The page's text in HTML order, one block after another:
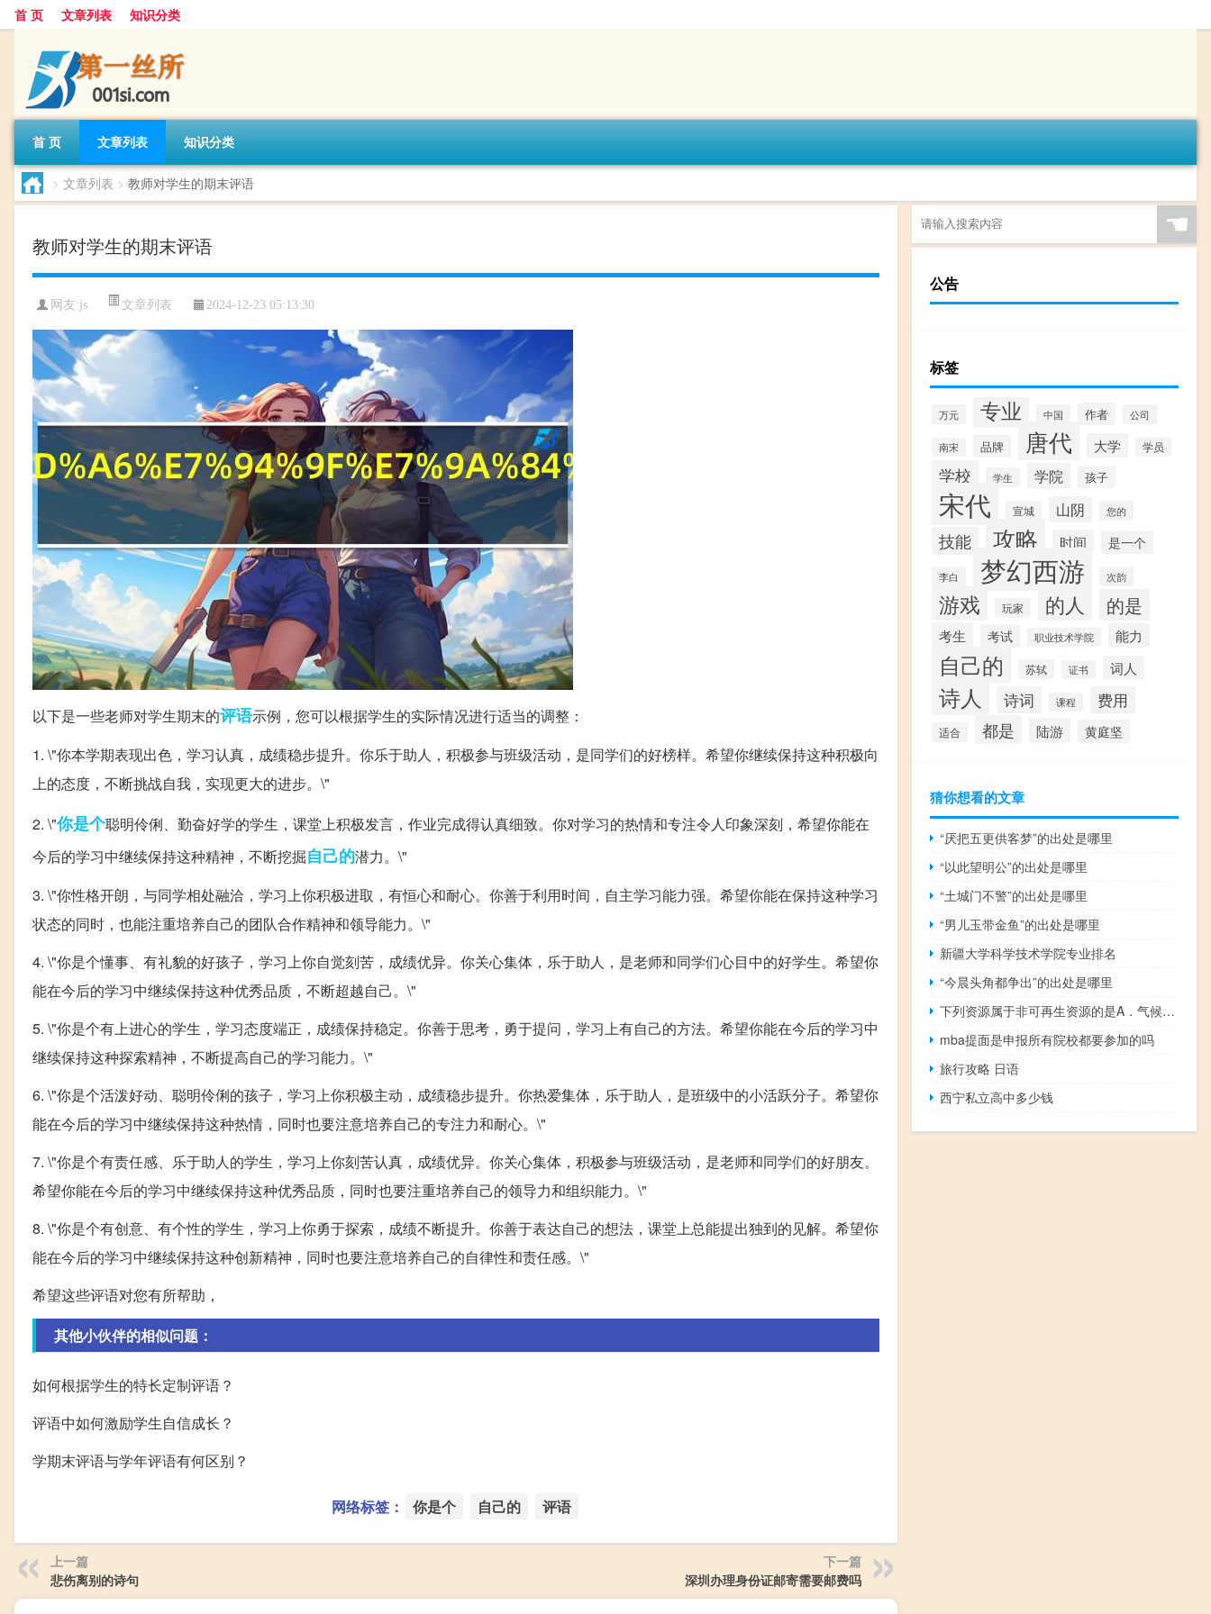
首 页 文章列表 知识分类
首 页 文章列表 知识分类
> 文章列表 > 教师对学生的期末评语
教师对学生的期末评语
网友:js 文章列表 2024-12-23 05:13:30
以下是一些老师对学生期末的评语示例，您可以根据学生的实际情况进行适当的调整：
1. \"你本学期表现出色，学习认真，成绩稳步提升。你乐于助人，积极参与班级活动，是同学们的好榜样。希望你继续保持这种积极向
上的态度，不断挑战自我，实现更大的进步。\"
2. \"你是个聪明伶俐、勤奋好学的学生，课堂上积极发言，作业完成得认真细致。你对学习的热情和专注令人印象深刻，希望你能在
今后的学习中继续保持这种精神，不断挖掘自己的潜力。\"
3. \"你性格开朗，与同学相处融洽，学习上你积极进取，有恒心和耐心。你善于利用时间，自主学习能力强。希望你能在保持这种学习
状态的同时，也能注重培养自己的团队合作精神和领导能力。\"
4. \"你是个懂事、有礼貌的好孩子，学习上你自觉刻苦，成绩优异。你关心集体，乐于助人，是老师和同学们心目中的好学生。希望你
能在今后的学习中继续保持这种优秀品质，不断超越自己。\"
5. \"你是个有上进心的学生，学习态度端正，成绩保持稳定。你善于思考，勇于提问，学习上有自己的方法。希望你能在今后的学习中
继续保持这种探索精神，不断提高自己的学习能力。\"
6. \"你是个活泼好动、聪明伶俐的孩子，学习上你积极主动，成绩稳步提升。你热爱集体，乐于助人，是班级中的小活跃分子。希望你
能在今后的学习中继续保持这种热情，同时也要注意培养自己的专注力和耐心。\"
7. \"你是个有责任感、乐于助人的学生，学习上你刻苦认真，成绩优异。你关心集体，积极参与班级活动，是老师和同学们的好朋友。
希望你能在今后的学习中继续保持这种优秀品质，同时也要注重培养自己的领导力和组织能力。\"
8. \"你是个有创意、有个性的学生，学习上你勇于探索，成绩不断提升。你善于表达自己的想法，课堂上总能提出独到的见解。希望你
能在今后的学习中继续保持这种创新精神，同时也要注意培养自己的自律性和责任感。\"
希望这些评语对您有所帮助，
其他小伙伴的相似问题：
如何根据学生的特长定制评语？
评语中如何激励学生自信成长？
学期末评语与学年评语有何区别？
网络标签： 你是个 自己的 评语
上一篇
悲伤离别的诗句
下一篇
深圳办理身份证邮寄需要邮费吗
☚
公告
标签
万元 专业 中国 作者 公司
南宋 品牌 唐代 大学 学员
学校 学生 学院 孩子
宋代 宣城 山阴 您的
技能 攻略 时间 是一个
李白 梦幻西游 次韵
游戏 玩家 的人 的是
考生 考试 职业技术学院 能力
自己的 苏轼 证书 词人
诗人 诗词 课程 费用
适合 都是 陆游 黄庭坚
猜你想看的文章
“厌把五更供客梦”的出处是哪里
“以此望明公”的出处是哪里
“土城门不警”的出处是哪里
“男儿玉带金鱼”的出处是哪里
新疆大学科学技术学院专业排名
“今晨头角都争出”的出处是哪里
下列资源属于非可再生资源的是A．气候资源B．森林资源C．水资源D．矿产资源
mba提面是申报所有院校都要参加的吗
旅行攻略 日语
西宁私立高中多少钱